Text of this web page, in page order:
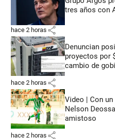
tres años con
hace 2 horas share
Denuncian
proyectos por
cambio de
hace 2 horas share
Video | Con
Nelson
amistoso
hace 2 horas share